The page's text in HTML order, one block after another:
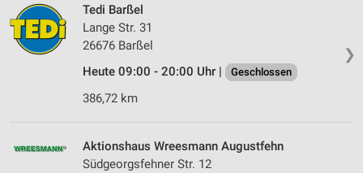
❯
Tedi Barßel
Lange Str. 31
26676 Barßel
Heute 09:00 - 20:00 Uhr |
Geschlossen
386,72 km
Aktionshaus Wreesmann Augustfehn
Südgeorgsfehner Str. 12